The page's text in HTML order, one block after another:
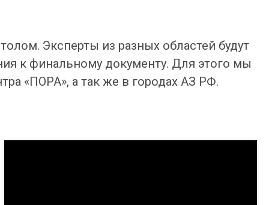
Эксперты из разных областей будут
к финальному документу. Для этого мы
«ПОРА», а так же в городах АЗ РФ.